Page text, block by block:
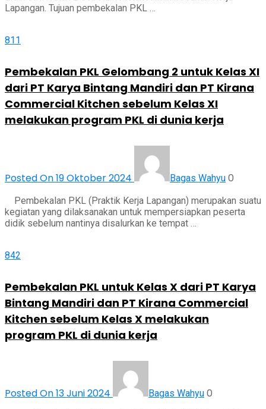
Lapangan. Tujuan pembekalan PKL …
811
Pembekalan PKL Gelombang 2 untuk Kelas XI
dari PT Karya Bintang Mandiri dan PT Kirana
Commercial Kitchen sebelum Kelas XI
melakukan program PKL di dunia kerja
Posted On 19 Oktober 2024 Bagas Wahyu 0
Pembekalan PKL (Praktik Kerja Lapangan) merupakan suatu
kegiatan yang dilaksanakan untuk mempersiapkan peserta
didik sebelum nantinya disalurkan ke tempat …
842
Pembekalan PKL untuk Kelas X dari PT Karya
Bintang Mandiri dan PT Kirana Commercial
Kitchen sebelum Kelas X melakukan
program PKL di dunia kerja
Posted On 13 Juni 2024 Bagas Wahyu 0